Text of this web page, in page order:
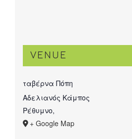
VENUE
ταβέρνα Πόπη
Αδελιανός Κάμπος
Ρέθυμνο,
+ Google Map